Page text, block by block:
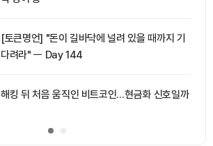
[토큰명언] "돈이 길바닥에 널려 있을 때까지 기
다려라" ㅡ Day 144
해킹 뒤 처음 움직인 비트코인…현금화 신호일까